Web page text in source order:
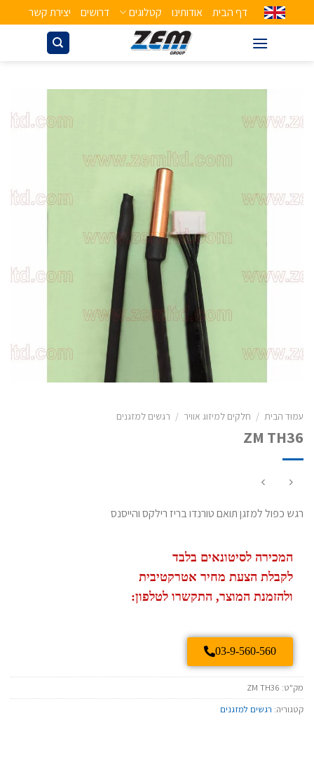
דף הבית אודותינו קטלוגים דרושים יצירת קשר
עמוד הבית / חלקים למיזוג אוויר / רגשים למזגנים
ZM TH36
רגש כפול למזגן תואם טורנדו בריז רילקס והייסנס
המכירה לסיטונאים בלבד
לקבלת הצעת מחיר אטרקטיבית
ולהזמנת המוצר, התקשרו לטלפון:
03-9-560-560
מק"ט: ZM TH36
קטגוריה: רגשים למזגנים